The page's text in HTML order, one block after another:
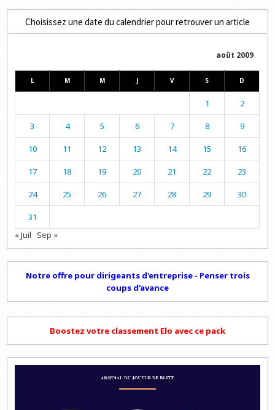
Choisissez une date du calendrier pour retrouver un article
août 2009
L M M J V S D
1 2
3 4 5 6 7 8 9
10 11 12 13 14 15 16
17 18 19 20 21 22 23
24 25 26 27 28 29 30
31
« Juil Sep »
Notre offre pour dirigeants d'entreprise - Penser trois
coups d'avance
Boostez votre classement Elo avec ce pack